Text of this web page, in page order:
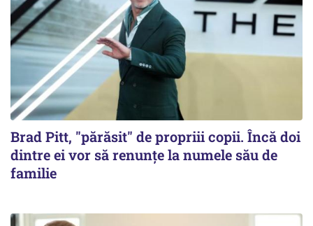
Brad Pitt, "părăsit" de propriii copii. Încă doi
dintre ei vor să renunțe la numele său de
familie